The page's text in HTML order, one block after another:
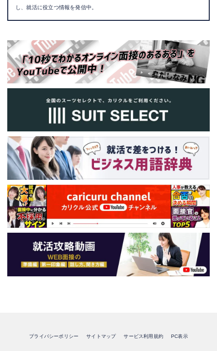
し、就活に役立つ情報を発信中。
プライバシーポリシー サイトマップ サービス利用規約 PC表示